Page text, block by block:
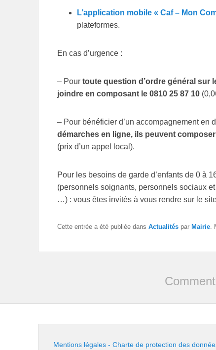
L’application mobile « Caf – Mon
plateformes.
En cas d’urgence :
– Pour toute question d’ordre général sur
joindre en composant le 0810 25 87 10
– Pour bénéficier d’un accompagnement en
démarches en ligne, ils peuvent
(prix d’un appel local).
Pour les besoins de garde d’enfants de 0 à
(personnels soignants, personnels sociaux
…) : vous êtes invités à vous rendre sur le
Cette entrée a été publiée dans Actualités par Mairie
Mentions légales - Charte de protection des